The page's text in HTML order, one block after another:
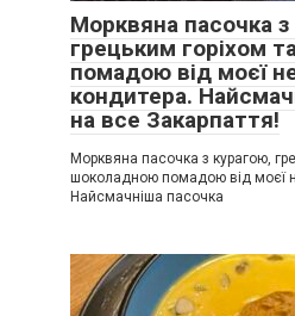
Морквяна пасочка з
грецьким горіхом
помадою від моєї
кондитера.
на все Закарпаття!
Морквяна пасочка з курагою,
шоколадною помадою від моєї
Найсмачніша пасочка